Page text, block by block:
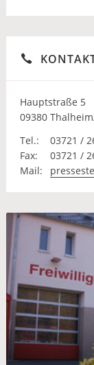
Hauptstraße 5
09380
Tel.:
03721 /
Fax:
03721 /
Mail: